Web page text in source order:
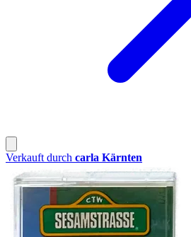
Verkauft durch carla Kärnten